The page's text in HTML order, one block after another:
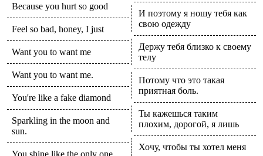
Because you hurt so good
Feel so bad, honey, I just
Want you to want me
Want you to want me.
You're like a fake diamond
Sparkling in the moon and
sun.
You shine like the only one
И поэтому я ношу тебя как
свою одежду
Держу тебя близко к своему
телу
Потому что это такая
приятная боль.
Ты кажешься таким
плохим, дорогой, я лишь
Хочу, чтобы ты хотел меня